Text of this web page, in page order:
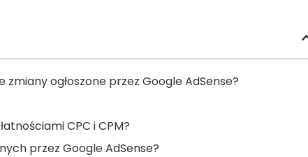
ogłoszone przez Google AdSense?
CPC i CPM?
przez Google AdSense?